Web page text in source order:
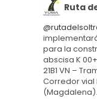
Ruta
para la
abscisa K
21B1 VN –
Corredor vial
(Magdalena).